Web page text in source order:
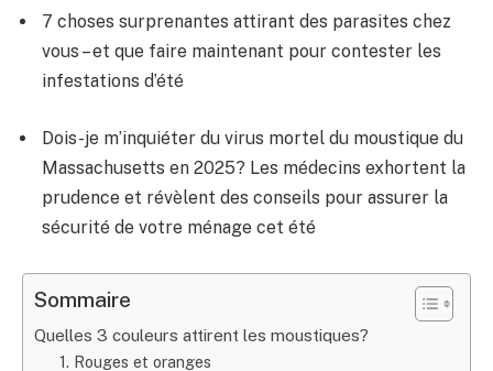
7 choses surprenantes attirant des parasites chez
vous – et que faire maintenant pour contester les
infestations d’été
Dois-je m’inquiéter du virus mortel du moustique du
Massachusetts en 2025? Les médecins exhortent la
prudence et révèlent des conseils pour assurer la
sécurité de votre ménage cet été
Sommaire
Quelles 3 couleurs attirent les moustiques?
1. Rouges et oranges